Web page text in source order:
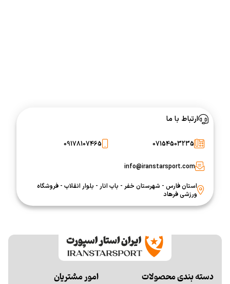
ارتباط با ما
07154503235
09178107465
info@iranstarsport.com
استان فارس - شهرستان خفر - باب انار - بلوار انقلاب - فروشگاه
ورزشی فرهاد
دسته بندی محصولات امور مشتریان